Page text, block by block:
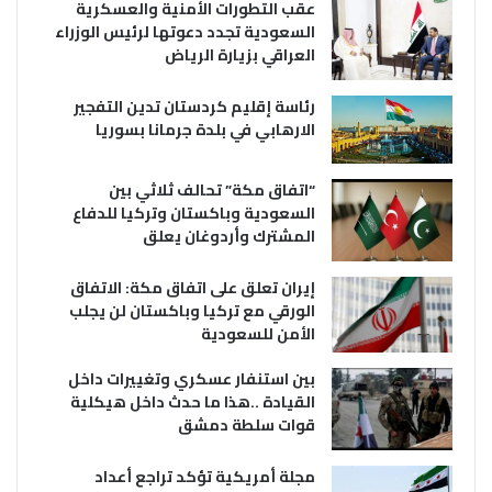
عقب التطورات الأمنية والعسكرية
السعودية تجدد دعوتها لرئيس الوزراء
العراقي بزيارة الرياض
رئاسة إقليم كردستان تدين التفجير
الارهابي في بلدة جرمانا بسوريا
“اتفاق مكة” تحالف ثلاثي بين
السعودية وباكستان وتركيا للدفاع
المشترك وأردوغان يعلق
إيران تعلق على اتفاق مكة: الاتفاق
الورقي مع تركيا وباكستان لن يجلب
الأمن للسعودية
بين استنفار عسكري وتغييرات داخل
القيادة ..هذا ما حدث داخل هيكلية
قوات سلطة دمشق
مجلة أمريكية تؤكد تراجع أعداد